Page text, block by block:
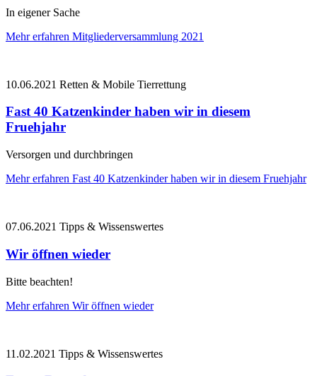
In eigener Sache
Mehr erfahren Mitgliederversammlung 2021
10.06.2021 Retten & Mobile Tierrettung
Fast 40 Katzenkinder haben wir in diesem
Fruehjahr
Versorgen und durchbringen
Mehr erfahren Fast 40 Katzenkinder haben wir in diesem Fruehjahr
07.06.2021 Tipps & Wissenswertes
Wir öffnen wieder
Bitte beachten!
Mehr erfahren Wir öffnen wieder
11.02.2021 Tipps & Wissenswertes